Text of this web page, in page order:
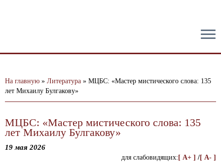
На главную » Литература » МЦБС: «Мастер мистического слова: 135
лет Михаилу Булгакову»
МЦБС: «Мастер мистического слова: 135
лет Михаилу Булгакову»
19 мая 2026
для слабовидящих: [ A+ ] /[ A- ]